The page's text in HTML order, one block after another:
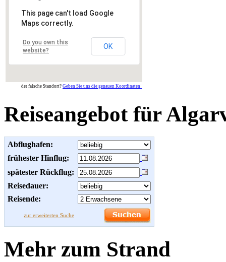
This page can't load Google
Maps correctly.
Do you own this
website?
OK
der falsche Standort? Geben Sie uns die genauen Koordinaten!
Reiseangebot für
Abflughafen:
frühester Hinflug:
spätester Rückflug:
Reisedauer:
Reisende:
zur erweiterten Suche
Mehr zum Strand